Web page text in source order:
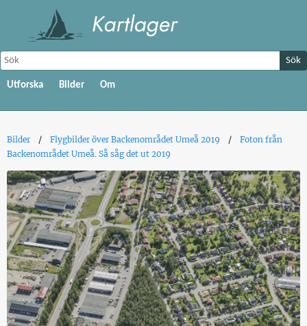
Sök
Utforska Bilder Om
Bilder Flygbilder över Backenområdet Umeå 2019
Foton från
Backenområdet Umeå. Så såg det ut 2019